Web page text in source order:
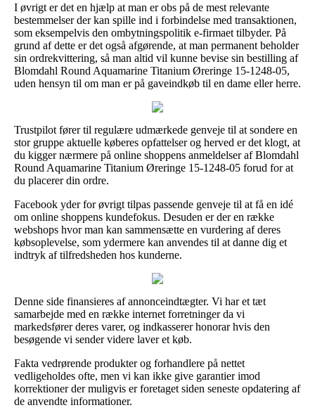
I øvrigt er det en hjælp at man er obs på de mest relevante
bestemmelser der kan spille ind i forbindelse med transaktionen,
som eksempelvis den ombytningspolitik e-firmaet tilbyder. På
grund af dette er det også afgørende, at man permanent beholder
sin ordrekvittering, så man altid vil kunne bevise sin bestilling af
Blomdahl Round Aquamarine Titanium Øreringe 15-1248-05,
uden hensyn til om man er på gaveindkøb til en dame eller herre.
Trustpilot fører til regulære udmærkede genveje til at sondere en
stor gruppe aktuelle køberes opfattelser og herved er det klogt, at
du kigger nærmere på online shoppens anmeldelser af Blomdahl
Round Aquamarine Titanium Øreringe 15-1248-05 forud for at
du placerer din ordre.
Facebook yder for øvrigt tilpas passende genveje til at få en idé
om online shoppens kundefokus. Desuden er der en række
webshops hvor man kan sammensætte en vurdering af deres
købsoplevelse, som ydermere kan anvendes til at danne dig et
indtryk af tilfredsheden hos kunderne.
Denne side finansieres af annonceindtægter. Vi har et tæt
samarbejde med en række internet forretninger da vi
markedsfører deres varer, og indkasserer honorar hvis den
besøgende vi sender videre laver et køb.
Fakta vedrørende produkter og forhandlere på nettet
vedligeholdes ofte, men vi kan ikke give garantier imod
korrektioner der muligvis er foretaget siden seneste opdatering af
de anvendte informationer.